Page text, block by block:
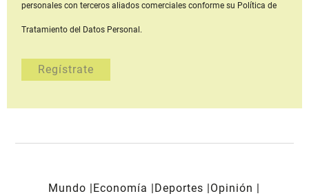
personales con terceros aliados comerciales conforme su Política de
Tratamiento del Datos Personal.
Mundo Economía Deportes
Opinión